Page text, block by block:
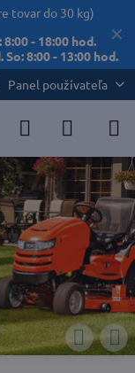
✕
tovar do 30 kg)
- 18:00 hod.
8:00 - 13:00 hod.
Panel používateľa